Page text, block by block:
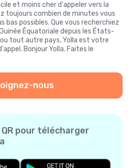
et moins cher d'appeler vers la
toujours combien de minutes vous
bas possibles. Que vous recherchiez
Équatoriale depuis les États-
ou tout autre pays, Yolla est votre
Bonjour Yolla. Faites le
nous
pour télécharger